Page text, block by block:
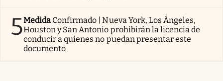
5Medida Confirmado | Nueva York, Los Ángeles,
Houston y San Antonio prohibirán la licencia de
conducir a quienes no puedan presentar este
documento